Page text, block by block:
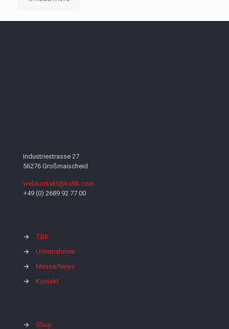
Industriestrasse 27
56276 Großmaischeid
webkontakt@kullik.com
+49 (0) 2689 92 77 00
→
TBK
→
Unternehmen
→
Messe/News
→
Kontakt
→
Shop